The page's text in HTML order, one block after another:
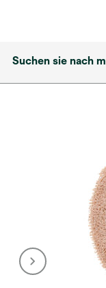
Suchen sie nach